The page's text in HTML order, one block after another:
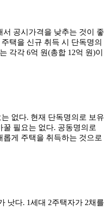
공시가격을 낮추는 것이 좋
택을 신규 취득 시 단독명의
각각 6억 원(총합 12억 원)이
없다. 현재 단독명의로 보유
필요는 없다. 공동명의로
게 주택을 취득하는 것으로
낫다. 1세대 2주택자가 2채를